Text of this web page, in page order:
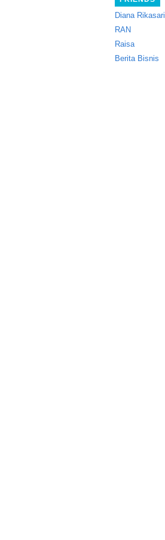
Diana Rikasari
RAN
Raisa
Berita Bisnis